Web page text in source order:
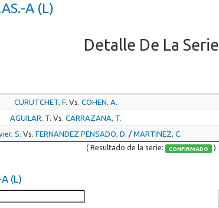
A (L)
Detalle De La Serie
CURUTCHET, F. Vs. COHEN, A.
AGUILAR, T. Vs. CARRAZANA, T.
S. Vs. FERNANDEZ PENSADO, D. / MARTINEZ, C.
( Resultado de la serie: CONFIRMADO )
(L)